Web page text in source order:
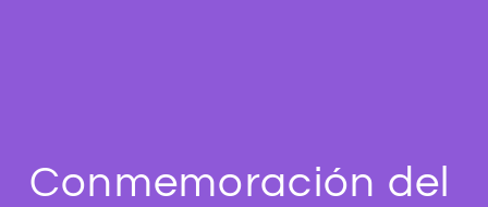
Conmemoración del